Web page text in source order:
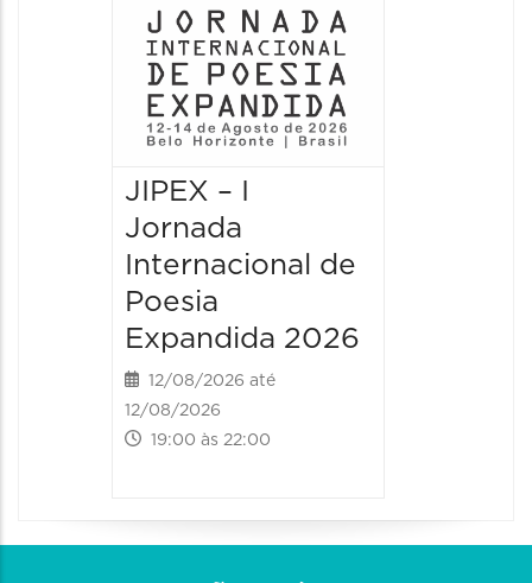
JIPEX – I
Jornada
Internacional de
Poesia
Expandida 2026
12/08/2026 até
12/08/2026
19:00 às 22:00